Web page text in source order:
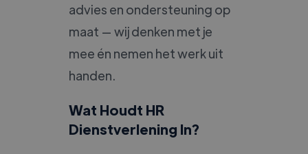
advies en ondersteuning op
maat — wij denken met je
mee én nemen het werk uit
handen.
Wat Houdt HR
Dienstverlening In?